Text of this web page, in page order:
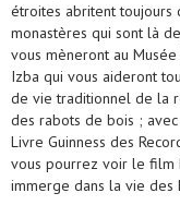
étroites abritent toujours
monastères qui sont là
vous mèneront au
Izba qui vous aideront
de vie traditionnel de la
des rabots de bois ;
Livre Guinness des
vous pourrez voir le film
immerge dans la vie des